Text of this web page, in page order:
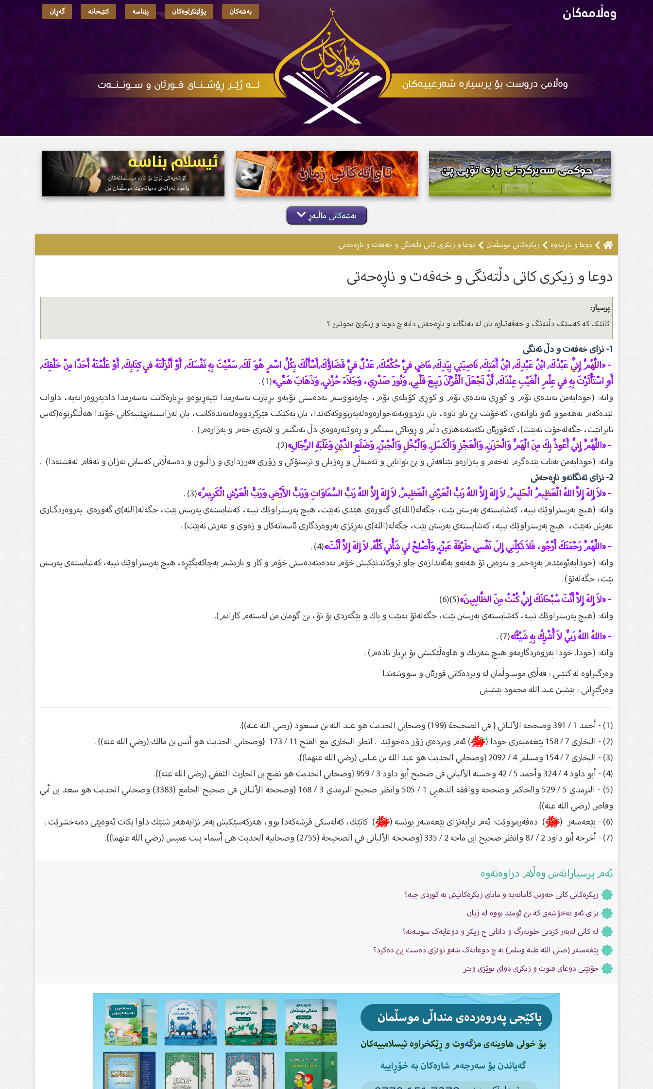
بەشەکان پۆلێنکراوەکان پێناسە کتێبخانە گەڕان
بەشەکانی ماڵپەڕ
دوعا و پاڕانه‌وه‌ زیکرەکانى موسڵمان دوعا و زیکرى کاتى دڵتەنگی و خەفەت و ناڕەحەتى
دوعا و زیکرى کاتى دڵتەنگی و خەفەت و ناڕەحەتى
پرسیار:
کاتێک کە کەسێک دڵتەنگ و خەفەتبارە یان لە تەنگانە و ناڕەحەتى دایە چ دوعا و زیکرێ بخوێنێ ؟
1- نزای خه‌فه‌ت و دڵ ته‌نگی
- «اللَّهُمَّ إِنِّي عَبْدُكَ, ابْنُ عَبْدِكَ, ابْنُ أَمَتِكَ, نَاصِيَتِي بِيَدِكَ, مَاضٍ فِيَّ حُكْمُكَ, عَدْلٌ فِيَّ قَضَاؤُكَ,أَسْأَلُكَ بِكُلِّ اسْمٍ هُوَ لَكَ, سَمَّيْتَ بِهِ نَفْسَكَ, أَوْ أَنْزَلْتَهُ فِي كِتَابِكَ, أَوْ عَلَّمْتَهُ أَحَدًا مِنْ خَلْقِكَ,
أَوِ اسْتَأْثَرْتَ بِهِ فِي عِلْمِ الْغَيْبِ عِنْدَكَ, أَنْ تَجْعَلَ الْقُرْآنَ رَبِيعَ قَلْبِي, وَنُورَ صَدْرِي، وَجَلاَءَ حُزْنِي, وَذَهَابَ هَمِّي»(1) .
واته‌: (خودایه‌من به‌نده‌ی تۆم و كوڕی به‌نده‌ی تۆم و كوڕی كۆیله‌ی تۆم، چاره‌نووسم به‌ده‌ستی تۆیه‌و بڕیارت به‌سه‌رمدا تێپه‌ڕیوه‌و بڕیاره‌كانت به‌سه‌رمدا دادپه‌روه‌رانه‌یه‌، داوات
لێده‌كه‌م به‌هه‌موو ئه‌و ناوانه‌ی، كه‌خۆتت پێ ناو ناوه‌، یان ناردووته‌ته‌خواره‌وه‌له‌په‌رتووكه‌كه‌تدا، یان یه‌كێكت فێركردووه‌له‌به‌نده‌كانت، یان له‌زانسته‌نهێنیه‌كانی خۆتدا هه‌ڵتگرتوه‌(كه‌س
نایزانێت، جگه‌له‌خۆت نه‌بێت)، كه‌قورئان بكه‌یته‌به‌هاری دڵم و ڕوناكی سینگم و ڕه‌وێنه‌ره‌وه‌ی دڵ ته‌نگیم و لابه‌ری خه‌م و په‌ژاره‌م) .
- «اللَّهُمَّ إِنِّي أَعُوذُ بِكَ مِنَ الْهَمِّ وَالْحَزَنِ, وَالْعَجْزِ وَالْكَسَلِ, وَالْبُخْلِ وَالْجُبْنِ, وَضَلَعِ الدَّيْنِ وَغَلَبَةِ الرِّجَالِ»(2).
واته‌: (خودایه‌من په‌نات پێده‌گرم له‌خه‌م و په‌ژاره‌و بێتاقه‌تی و بێ توانایی و ته‌مبه‌ڵی و ڕه‌زیلی و ترسنۆكی و زۆری قه‌رزداری و زاڵبون و ده‌سه‌ڵاتى كه‌سانى نه‌زان و نه‌فام له‌فیتنه‌دا) .
2- نزای ته‌نگانه‌و ناڕه‌حه‌تی
- «لاَ إِلهَ إِلاَّ اللهُ الْعَظِيمُ الْحَلِيمُ, لاَ إِلهَ إِلاَّ اللهُ رَبُّ الْعَرْشِ الْعَظِيمُ, لاَ إِلهَ إِلاَّ اللهُ رَبُّ السَّمَاوَاتِ وَرَبُّ الأَرْضِ وَرَبُّ الْعَرْشِ الْكَرِيمُ»(3) .
واته‌: (هیچ په‌رستراوێك نییه‌، كه‌شایسته‌ی په‌رستن بێت، جگه‌له‌(الله)ی گه‌وره‌ی هێدی نه‌بێت، هیچ په‌رستراوێك نییه‌، كه‌شایسته‌ی په‌رستن بێت، جگه‌له‌(الله)ی گه‌وره‌ی په‌روه‌ردگـاری
عه‌رش نه‌بێت، هیچ په‌رستراوێك نییه‌، كه‌شایسته‌ی په‌رستن بێت، جگه‌له‌(الله)ی به‌ڕێزی په‌روه‌ردگاری ئاسمانه‌كان و زه‌وی و عه‌رش نه‌بێت) .
- «اللَّهُمَّ رَحْمَتَكَ أَرْجُو، فَلاَ تَكِلْنِي إِلَى نَفْسِي طَرْفَةَ عَيْنٍ, وَأَصْلِحْ لِي شَأْنِي كُلَّهُ, لاَ إِلهَ إِلاَّ أَنْتَ»(4) .
واته‌: (خودایه‌ئومێدم به‌ڕه‌حم و به‌زه‌یی تۆ هه‌یه‌و به‌ئه‌ندازه‌ی چاو تروكاندنێكیش خۆم نه‌ده‌یته‌ده‌ستی خۆم و كار و باریشم به‌چاكه‌بگێڕه‌، هیچ په‌رستراوێك نییه‌، كه‌شایسته‌ی په‌رستن
بێت، جگه‌له‌تۆ) .
- «لاَ إِلهَ إِلاَّ أَنْتَ سُبْحَانَكَ إِنِّي كُنْتُ مِنَ الظَّالِمِينَ»(5)(6)
واته‌: (هیچ په‌رستراوێك نییه‌، كه‌شایسته‌ی په‌رستن بێت، جگه‌له‌تۆ نه‌بێت و پاك و بێگه‌ردی بۆ تۆ، بێ گومان من له‌سته‌م كارانم).
- «اللهُ اللهُ رَبِّي لاَ أُشْرِكُ بِهِ شَيْئًا»(7) .
واته‌: (خودا, خودا په‌روه‌ردگارمه‌و هیچ شه‌ریك و هاوه‌ڵێكیشی بۆ بڕیار ناده‌م) .
وەرگیراوە لە کتێبی : قەڵای موسـوڵمان له ویردەكانی قورئان و سووننەتدا
وەرگێڕانی : پێشین عبد الله محمود پێشینی
(1) - أحمد 1 / 391 وصححه الألباني { في الصحيحة (199) وصحابي الحديث هو عبد الله بن مسعود (رضي الله عنه)}.
(2) - البخاري 7 / 158 پێغەمبەری خودا (
ﷺ) ئه‌م ویرده‌ی زۆر ده‌خوێند . انظر البخاري مع الفتح 11 / 173 {وصحابي الحديث هو أنس بن مالك (رضي الله عنه)} .
(3) - البخاري 7 / 154 ومسلم 4 / 2092 {وصحابي الحديث هو عبد الله بن عباس (رضي الله عنهما)}.
(4) - أبو داود 4 / 324 وأحمد 5 / 42 وحسنه الألباني في صحيح أبو داود 3 / 959 {وصحابي الحديث هو نفيع بن الحارث الثقفي (رضي الله عنه)}.
(5) - الترمذي 5 / 529 والحاكم وصححه ووافقه الذهبِي 1 / 505 وانظر صحيح الترمذي 3 / 168 {وصححه الألباني في صحيح الجامع (3383) وصحابي الحديث هو سعد بن أبي
وقاص (رضي الله عنه)}.
(6) - پێغه‌مبه‌ر (
ﷺ) ده‌فه‌رمووێت: ئه‌م نزایه‌نزای پێغه‌مبه‌ر یونسه‌ (ﷺ) كاتێك، كه‌له‌سكی قرشه‌كه‌دا بوو، هه‌ركه‌سێكیش به‌م نزایه‌هه‌ر شتێك داوا بكات ئه‌وه‌پێی ده‌به‌خشرێت .
(7) - أخرجه أبو داود 2 / 87 وانظر صحيح ابن ماجه 2 / 335 {وصححه الألباني في الصحيحة (2755) وصحابية الحديث هي أسماء بنت عميس (رضي الله عنهما)}.
ئەم پرسیارانەش وەڵام دراوەتەوە
زیکرەکانى کاتى خەوتن کامانەیە و ماناى زیکرەکانیش بە کوردی چیە؟
نزای ئه‌و نه‌خۆشه‌ی كه‌ بێ ئومێد بووه‌ له‌ ژیان
لە کاتى لەبەر کردنى جلوبەرگ و دانانى چ زیکر و دوعایەک سوننەتە؟
پێغه‌مبه‌ر (صلى الله علیه‌ وسلم) بە چ دوعایەک شەو نوێژى دەست پێ دەکرد؟
چۆنێتى دوعاى قنوت و زیکری دواى نوێژی ویتر